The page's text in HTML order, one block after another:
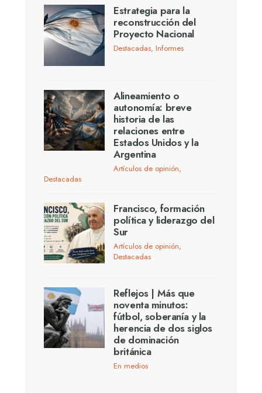
Estrategia para la
reconstrucción del
Proyecto Nacional
Destacadas, Informes
Alineamiento o
autonomía: breve
historia de las
relaciones entre
Estados Unidos y la
Argentina
Artículos de opinión,
Destacadas
Francisco, formación
política y liderazgo del
Sur
Artículos de opinión,
Destacadas
Reflejos | Más que
noventa minutos:
fútbol, soberanía y la
herencia de dos siglos
de dominación
británica
En medios